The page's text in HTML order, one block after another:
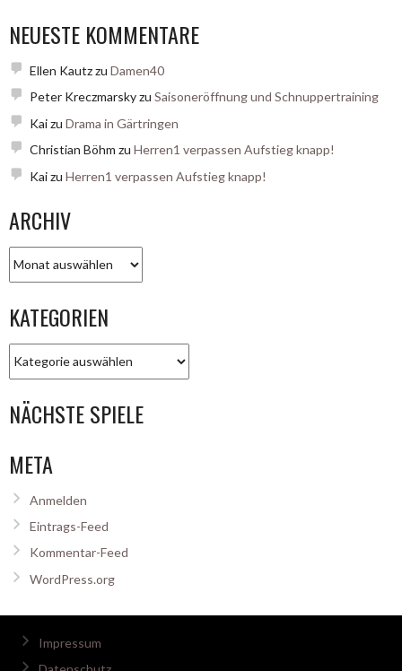
NEUESTE KOMMENTARE
Ellen Kautzzu Damen40
Peter Kreczmarskyzu Saisoneröffnung und Schnuppertraining
Kaizu Drama in Gärtringen
Christian Böhm zu Herren1 verpassen Aufstieg knapp!
Kaizu Herren1 verpassen Aufstieg knapp!
ARCHIV
KATEGORIEN
NÄCHSTE SPIELE
META
Anmelden
Eintrags-Feed
Kommentar-Feed
WordPress.org
Impressum